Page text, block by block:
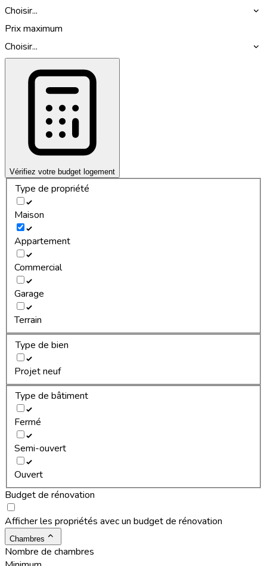
Choisir...
Prix maximum
Choisir...
Vérifiez votre budget logement
Type de propriété
Maison
Appartement
Commercial
Garage
Terrain
Type de bien
Projet neuf
Type de bâtiment
Fermé
Semi-ouvert
Ouvert
Budget de rénovation
Afficher les propriétés avec un budget de rénovation
Chambres
Nombre de chambres